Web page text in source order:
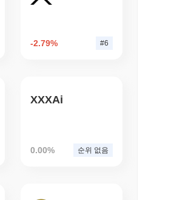
-2.79% #6
XXXAi
0.00% 순위 없음